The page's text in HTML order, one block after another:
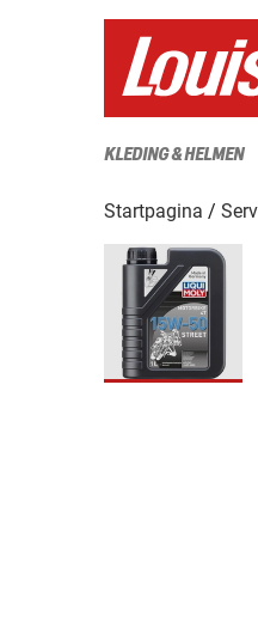
KLEDING & HELMEN
Startpagina